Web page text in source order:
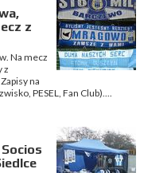
z
Na mecz
z
na
PESEL, Fan Club)....